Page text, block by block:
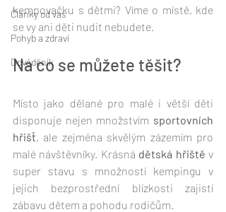
Články od vás
Pohyb a zdraví
Dováděník
kempovačku s dětmi? Víme o místě, kde
se vy ani děti nudit nebudete.
Na co se můžete těšit?
Místo jako dělané pro malé i větší děti
disponuje nejen množstvím sportovních
hřišť, ale zejména skvělým zázemím pro
malé návštěvníky. Krásná dětská hřiště v
super stavu s množností kempingu v
jejich bezprostřední blízkosti zajistí
zábavu dětem a pohodu rodičům.